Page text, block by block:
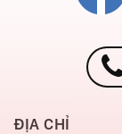
ĐỊA CHỈ